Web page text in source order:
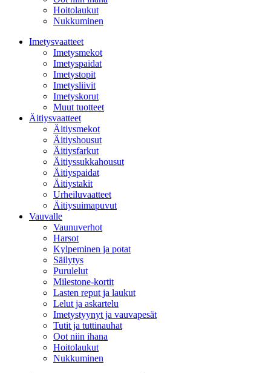
Hoitolaukut
Nukkuminen
Imetysvaatteet
Imetysmekot
Imetyspaidat
Imetystopit
Imetysliivit
Imetyskorut
Muut tuotteet
Äitiysvaatteet
Äitiysmekot
Äitiyshousut
Äitiysfarkut
Äitiyssukkahousut
Äitiyspaidat
Äitiystakit
Urheiluvaatteet
Äitiysuimapuvut
Vauvalle
Vaunuverhot
Harsot
Kylpeminen ja potat
Säilytys
Purulelut
Milestone-kortit
Lasten reput ja laukut
Lelut ja askartelu
Imetystyynyt ja vauvapesät
Tutit ja tuttinauhat
Oot niin ihana
Hoitolaukut
Nukkuminen